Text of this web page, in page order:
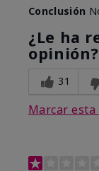
Conclusión
¿Le ha
opinión?
31
Marcar